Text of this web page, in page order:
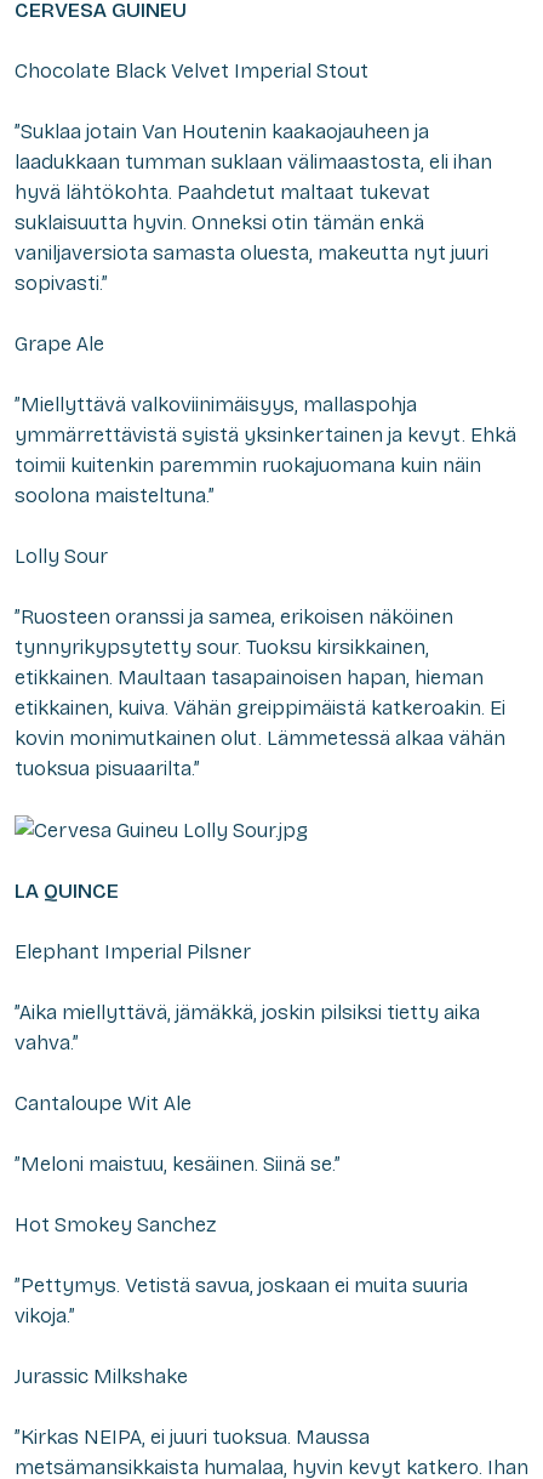
CERVESA GUINEU
Chocolate Black Velvet Imperial Stout
”Suklaa jotain Van Houtenin kaakaojauheen ja
laadukkaan tumman suklaan välimaastosta, eli ihan
hyvä lähtökohta. Paahdetut maltaat tukevat
suklaisuutta hyvin. Onneksi otin tämän enkä
vaniljaversiota samasta oluesta, makeutta nyt juuri
sopivasti.”
Grape Ale
”Miellyttävä valkoviinimäisyys, mallaspohja
ymmärrettävistä syistä yksinkertainen ja kevyt. Ehkä
toimii kuitenkin paremmin ruokajuomana kuin näin
soolona maisteltuna.”
Lolly Sour
”Ruosteen oranssi ja samea, erikoisen näköinen
tynnyrikypsytetty sour. Tuoksu kirsikkainen,
etikkainen. Maultaan tasapainoisen hapan, hieman
etikkainen, kuiva. Vähän greippimäistä katkeroakin. Ei
kovin monimutkainen olut. Lämmetessä alkaa vähän
tuoksua pisuaarilta.”
LA QUINCE
Elephant Imperial Pilsner
”Aika miellyttävä, jämäkkä, joskin pilsiksi tietty aika
vahva.”
Cantaloupe Wit Ale
”Meloni maistuu, kesäinen. Siinä se.”
Hot Smokey Sanchez
”Pettymys. Vetistä savua, joskaan ei muita suuria
vikoja.”
Jurassic Milkshake
”Kirkas NEIPA, ei juuri tuoksua. Maussa
metsämansikkaista humalaa, hyvin kevyt katkero. Ihan